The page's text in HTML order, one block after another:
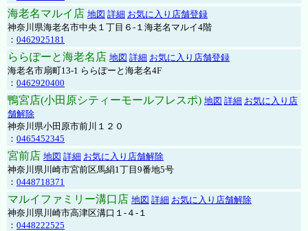
海老名マルイ店 地図 詳細 お気に入り店舗登録
神奈川県海老名市中央１丁目６-１海老名マルイ4階
： 0462925181
ららぽーと海老名店 地図 詳細 お気に入り店舗登録
海老名市扇町13-1 ららぽーと海老名4F
： 0462920400
鴨宮店(小田原シティーモールフレスポ) 地図 詳細 お気に入り店
舗解除
神奈川県小田原市前川１２０
： 0465452345
宮前店 地図 詳細 お気に入り店舗解除
神奈川県川崎市宮前区馬絹1丁目9番地5号
： 0448718371
マルイファミリー溝口店 地図 詳細 お気に入り店舗解除
神奈川県川崎市高津区溝口１-４-１
： 0448222525